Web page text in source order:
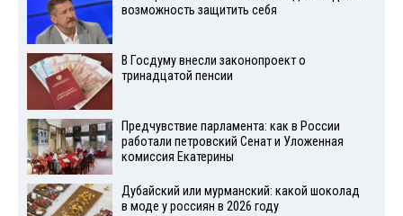
возможность защитить себя
В Госдуму внесли законопроект о
тринадцатой пенсии
Предчувствие парламента: как в России
работали петровский Сенат и Уложенная
комиссия Екатерины
Дубайский или мурманский: какой шоколад
в моде у россиян в 2026 году